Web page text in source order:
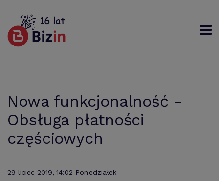
Nowa funkcjonalność -
Obsługa płatności
częściowych
29 lipiec 2019, 14:02 Poniedziałek